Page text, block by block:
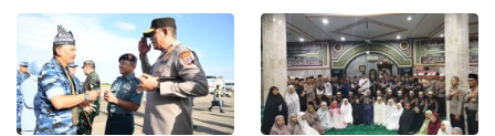
Pasbar Di Provinsi
Sumatera Utara